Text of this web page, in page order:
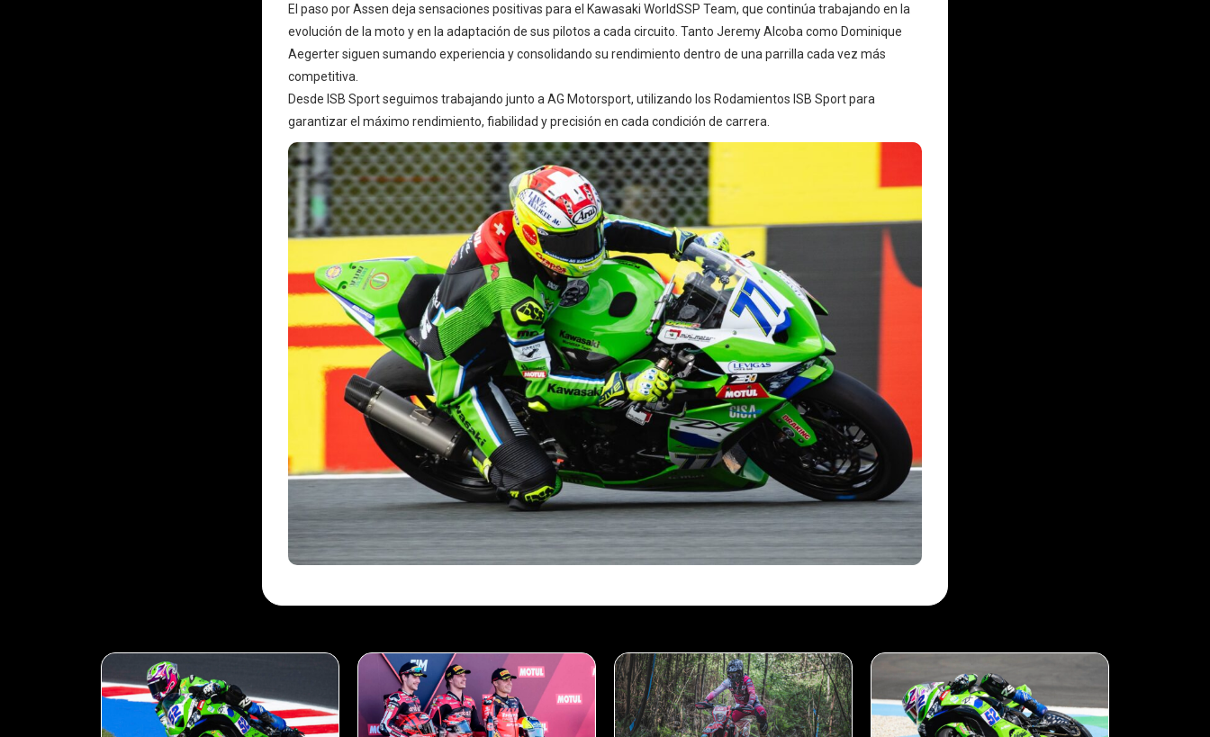
El paso por Assen deja sensaciones positivas para el Kawasaki WorldSSP Team, que continúa trabajando en la
evolución de la moto y en la adaptación de sus pilotos a cada circuito. Tanto Jeremy Alcoba como Dominique
Aegerter siguen sumando experiencia y consolidando su rendimiento dentro de una parrilla cada vez más
competitiva.
Desde ISB Sport seguimos trabajando junto a AG Motorsport, utilizando los Rodamientos ISB Sportpara
garantizar el máximo rendimiento, fiabilidad y precisión en cada condición de carrera.